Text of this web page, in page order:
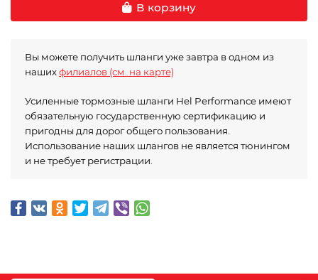
В корзину
Вы можете получить шланги уже завтра в одном из
нашихфилиалов (см. на карте)
Усиленные тормозные шланги Hel Performance имеют
обязательную государственную сертификацию и
пригодны для дорог общего пользования.
Использование наших шлангов не является тюнингом
и не требует регистрации.